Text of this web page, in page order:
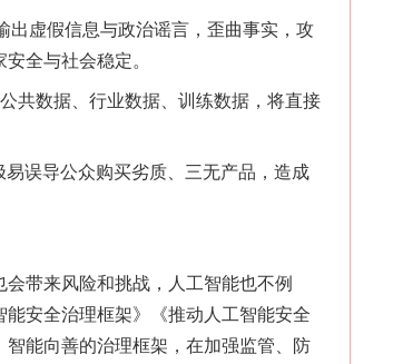
虚假信息与政治谣言，歪曲事实，攻
全与社会稳定。
数据、行业数据、训练数据，将直接
误导公众购买劣质、三无产品，造成
带来风险和挑战，人工智能也不例
安全治理框架》《推动人工智能安全
能向善的治理框架，在加强监管、防